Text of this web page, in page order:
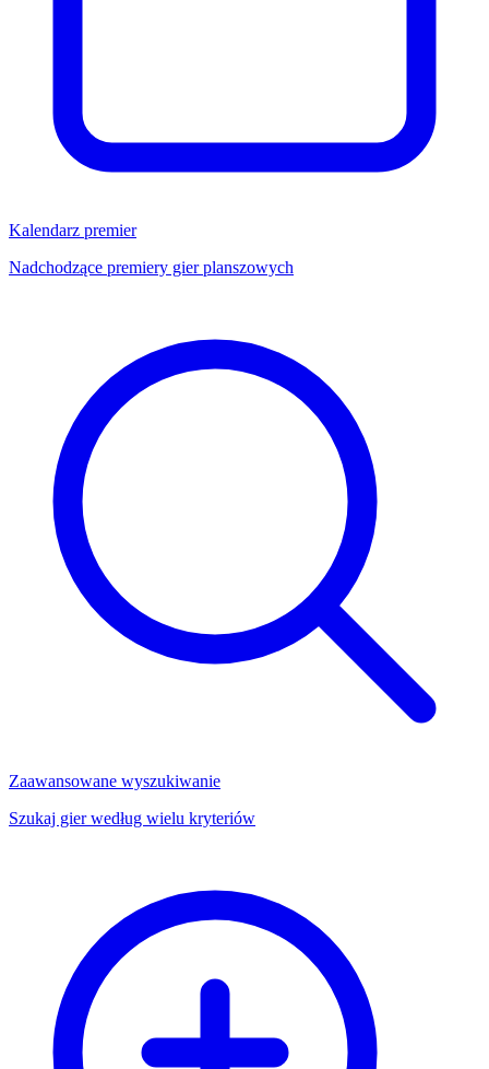
Kalendarz premier
Nadchodzące premiery gier planszowych
Zaawansowane wyszukiwanie
Szukaj gier według wielu kryteriów